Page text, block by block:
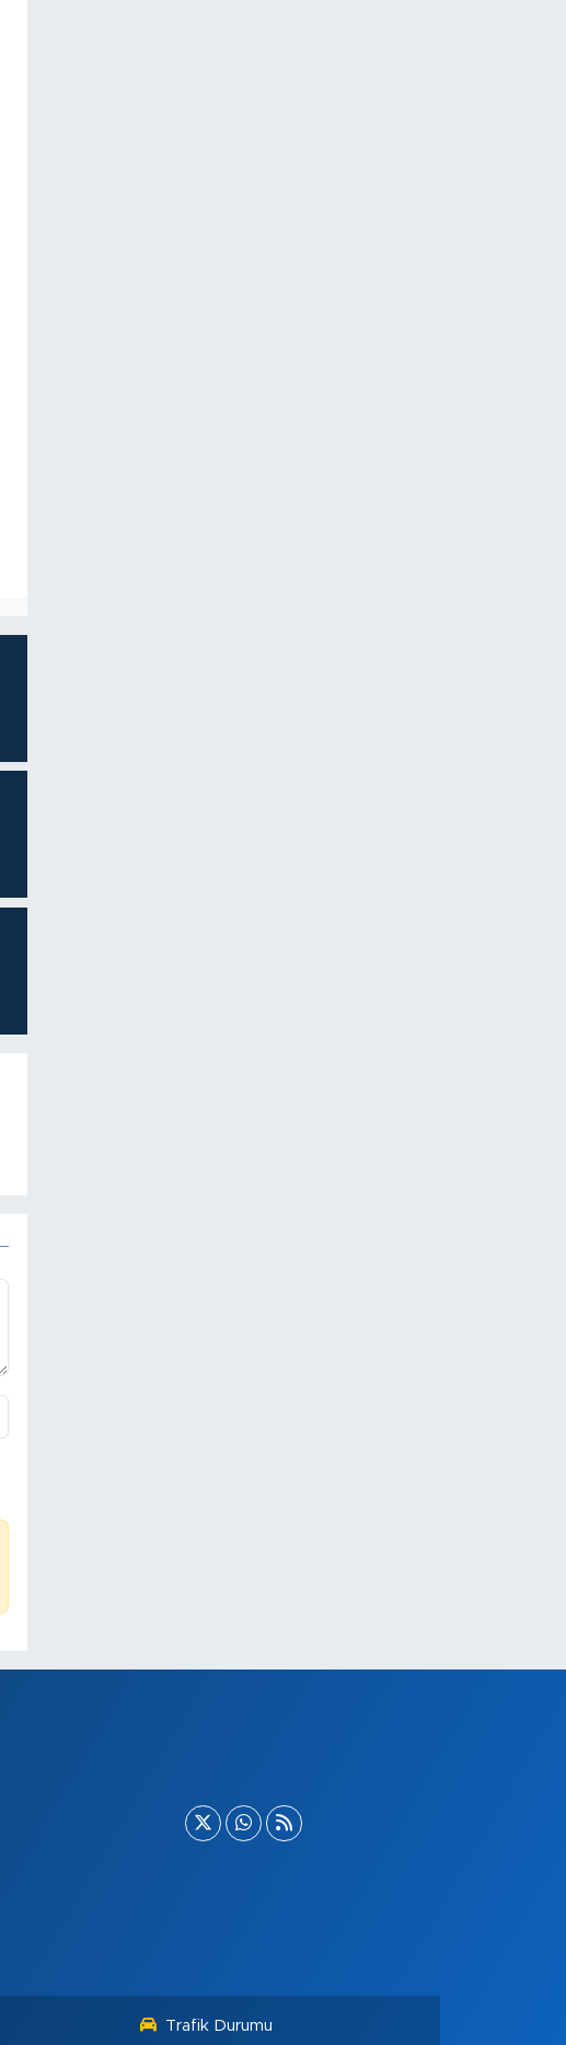
Trafik Durumu